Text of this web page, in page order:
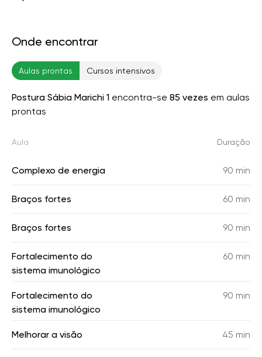
Onde encontrar
Aulas prontas Cursos intensivos
Postura Sábia Marichi 1 encontra-se 85 vezes em aulas
prontas
Aula Duração
Complexo de energia 90 min
Braços fortes 60 min
Braços fortes 90 min
Fortalecimento do
sistema imunológico
60 min
Fortalecimento do
sistema imunológico
90 min
Melhorar a visão 45 min